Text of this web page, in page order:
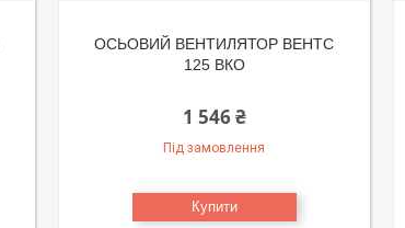
ОСЬОВИЙ ВЕНТИЛЯТОР ВЕНТС
125 ВКО
1 546 ₴
Під замовлення
Купити